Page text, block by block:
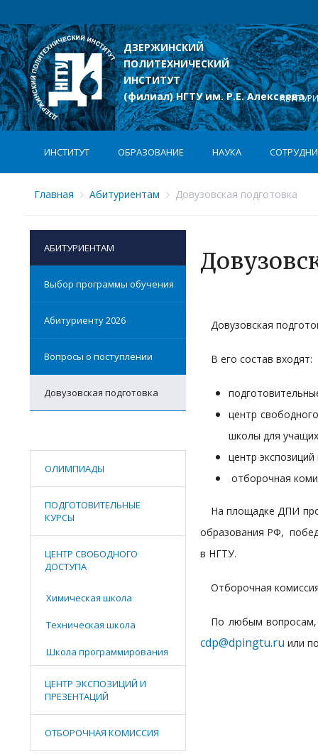
ДЗЕРЖИНСКИЙ
ПОЛИТЕХНИЧЕСКИЙ
ИНСТИТУТ
(филиал) НГТУ им. Р.Е. Алексеева
ИНСТИТУТ ОБРАЗОВАНИЕ НАУКА
Главная Абитуриентам Довузовская подготовка
АБИТУРИЕНТАМ
Выбор программы обучения
Абитуриенту 2026
Вопросы о поступлении
Довузовская подготовка
ОЛИМПИАДЫ
ПОДГОТОВИТЕЛЬНЫЕ
КУРСЫ
ЦЕНТР СВОБОДНОГО
ДОСТУПА
Химическая школа
Техническая школа
Школа программирования
ЦЕНТР ЭКСПОЗИЦИЙ И
ПРЕЗЕНТАЦИЙ
ОТБОРОЧНАЯ КОМИССИЯ
Довузовская
В его состав входят:
центр
школы для
центр
отборочная
На площадке ДПИ
образования РФ,
в НГТУ.
Отборочная
По любым вопросам,
cdp@dpingtu.ru или